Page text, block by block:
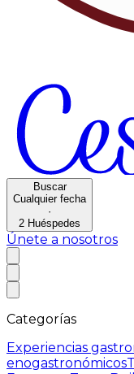
Buscar
Cualquier fecha
·
2 Huéspedes
Únete a nosotros
Categorías
Experiencias
enogastronómicos